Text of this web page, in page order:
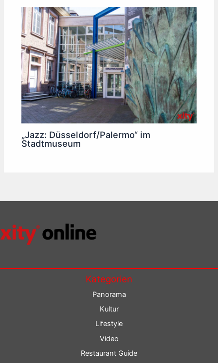
„Jazz: Düsseldorf/Palermo“ im
Stadtmuseum
Kategorien
Panorama
Kultur
Lifestyle
Video
Restaurant Guide